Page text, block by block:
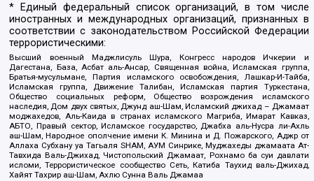
* Единый федеральный список организаций, в том числе
иностранных и международных организаций, признанных в
соответствии с законодательством Российской Федерации
террористическими:
Высший военный Маджлисуль Шура, Конгресс народов Ичкерии и
Дагестана, База, Асбат аль-Ансар, Священная война, Исламская группа,
Братья-мусульмане, Партия исламского освобождения, Лашкар-И-Тайба,
Исламская группа, Движение Талибан, Исламская партия Туркестана,
Общество социальных реформ, Общество возрождения исламского
наследия, Дом двух святых, Джунд аш-Шам, Исламский джихад – Джамаат
моджахедов, Аль-Каида в странах исламского Магриба, Имарат Кавказ,
АБТО, Правый сектор, Исламское государство, Джабха аль-Нусра ли-Ахль
аш-Шам, Народное ополчение имени К. Минина и Д. Пожарского, Аджр от
Аллаха Субхану уа Тагьаля SHAM, АУМ Синрике, Муджахеды джамаата Ат-
Тавхида Валь-Джихад, Чистопольский Джамаат, Рохнамо ба суи давлати
исломи, Террористическое сообщество Сеть, Катиба Таухид валь-Джихад,
Хайят Тахрир аш-Шам, Ахлю Сунна Валь Джамаа